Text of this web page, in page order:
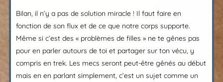
Bilan, il n’y a pas de solution miracle ! Il faut faire en
fonction de son flux et de ce que notre corps supporte.
Même si c’est des « problèmes de filles » ne te gênes pas
pour en parler autours de toi et partager sur ton vécu, y
compris en trek. Les mecs seront peut-être gênés au début
mais en en parlant simplement, c’est un sujet comme un